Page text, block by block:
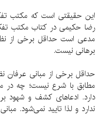
این حقیقتی است که مکتب
رضا حکیمی‌ در کتاب مکتب
مدعی است حداقل برخی از
برهانی نیست.
حداقل برخی از مبانی عرفان
مطابق با شرع نیست؛ چه
دارد. ادعاهای کشف و شهود
ندارد و لذا تایید نمی‌شود.